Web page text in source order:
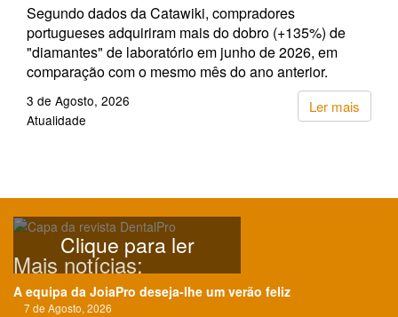
Segundo dados da Catawiki, compradores
portugueses adquiriram mais do dobro (+135%) de
"diamantes" de laboratório em junho de 2026, em
comparação com o mesmo mês do ano anterior.
Ler mais
3 de Agosto, 2026
Atualidade
Clique para ler
Mais notícias:
A equipa da JoiaPro deseja-lhe um verão feliz
7 de Agosto, 2026